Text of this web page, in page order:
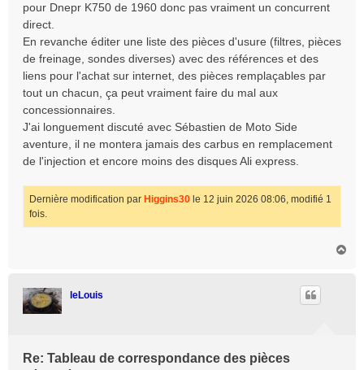
pour Dnepr K750 de 1960 donc pas vraiment un concurrent
direct.
En revanche éditer une liste des pièces d'usure (filtres, pièces
de freinage, sondes diverses) avec des références et des
liens pour l'achat sur internet, des pièces remplaçables par
tout un chacun, ça peut vraiment faire du mal aux
concessionnaires.
J'ai longuement discuté avec Sébastien de Moto Side
aventure, il ne montera jamais des carbus en remplacement
de l'injection et encore moins des disques Ali express.
Dernière modification par Higgins30 le 12 juin 2026 08:06, modifié 1
fois.
leLouis
Re: Tableau de correspondance des pièces